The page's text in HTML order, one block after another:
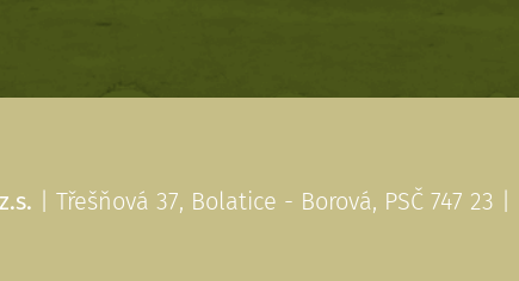
| Třešňová 37, Bolatice - Borová, PSČ 747 23 |